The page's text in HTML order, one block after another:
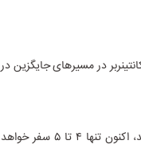
در مسیرهای جایگزین در
هر کشتی که پیش از جنگ می‌توانست سالانه ۶ تا ۷ سفر آسیا-اروپا انجام دهد، اکنون تنها ۴ تا ۵ سفر خواهد